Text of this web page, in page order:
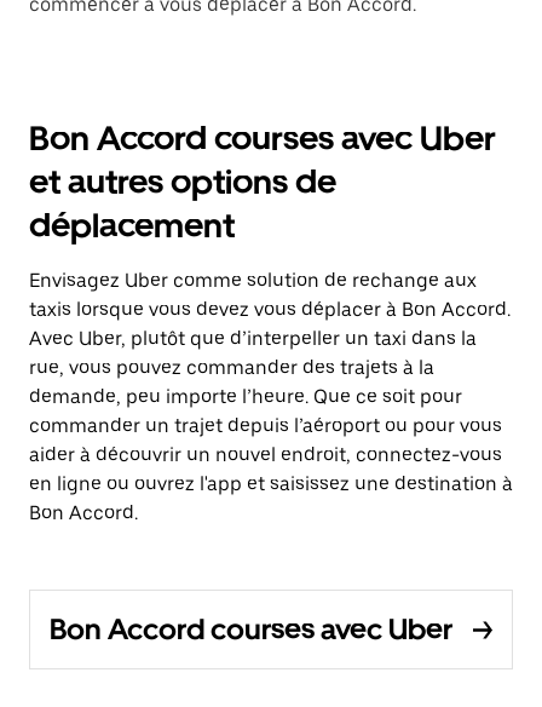
Bon Accord courses avec Uber
et autres options de
déplacement
Envisagez Uber comme solution de rechange aux
taxis lorsque vous devez vous déplacer à Bon Accord.
Avec Uber, plutôt que d’interpeller un taxi dans la
rue, vous pouvez commander des trajets à la
demande, peu importe l’heure. Que ce soit pour
commander un trajet depuis l’aéroport ou pour vous
aider à découvrir un nouvel endroit, connectez-vous
en ligne ou ouvrez l'app et saisissez une destination à
Bon Accord.
Bon Accord courses avec Uber